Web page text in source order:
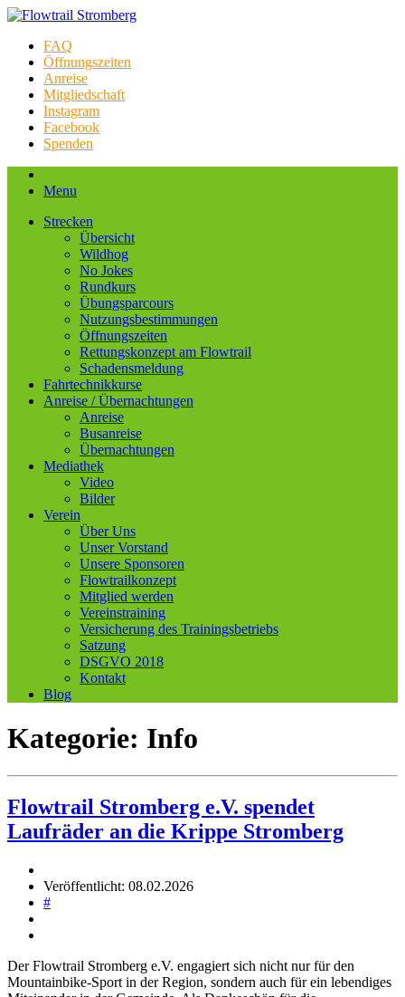
FAQ
Öffnungszeiten
Anreise
Mitgliedschaft
Instagram
Facebook
Spenden
Menu
Strecken
Übersicht
Wildhog
No Jokes
Rundkurs
Übungsparcours
Nutzungsbestimmungen
Öffnungszeiten
Rettungskonzept am Flowtrail
Schadensmeldung
Fahrtechnikkurse
Anreise / Übernachtungen
Anreise
Busanreise
Übernachtungen
Mediathek
Video
Bilder
Verein
Über Uns
Unser Vorstand
Unsere Sponsoren
Flowtrailkonzept
Mitglied werden
Vereinstraining
Versicherung des Trainingsbetriebs
Satzung
DSGVO 2018
Kontakt
Blog
Kategorie: Info
Flowtrail Stromberg e.V. spendet
Laufräder an die Krippe Stromberg
Veröffentlicht: 08.02.2026
#
Der Flowtrail Stromberg e.V. engagiert sich nicht nur für den
Mountainbike-Sport in der Region, sondern auch für ein lebendiges